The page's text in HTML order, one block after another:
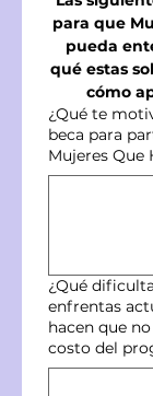
para que
pueda
qué estas
cómo
¿Qué te
beca para
Mujeres Que
¿Qué
enfrentas
hacen que
costo del